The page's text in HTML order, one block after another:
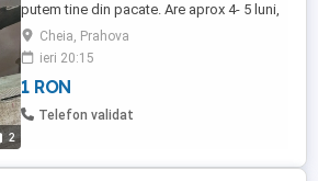
2
putem tine din pacate. Are aprox 4- 5 luni,
este cuminte, obisnuita la litiera. O pot
aduce pe raza jud Prahova sau Bucuresti
Cheia, Prahova
ieri 20:15
1 RON
Telefon validat